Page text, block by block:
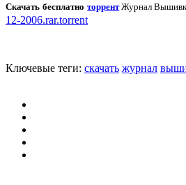
Скачать бесплатноторрент Журнал
12-2006.rar.torrent
Ключевые теги: скачать журнал